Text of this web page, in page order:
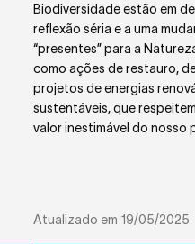
Biodiversidade estão em
reflexão séria e a uma
“presentes” para a
como ações de restauro,
projetos de energias
sustentáveis, que
valor inestimável do nosso
Atualizado em 19/05/2025